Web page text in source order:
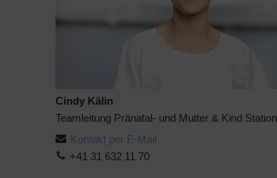
Cindy Kälin
Teamleitung Pränatal- und Mutter & Kind Station
Kontakt per E-Mail
+41 31 632 11 70